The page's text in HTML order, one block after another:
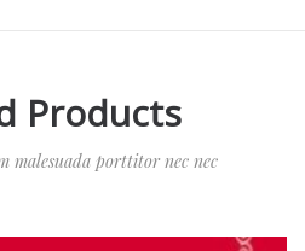
Products
malesuada porttitor nec nec